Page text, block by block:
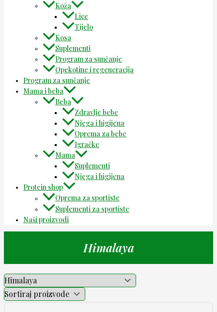
Koža
Lice
Tijelo
Kosa
Suplementi
Program za sunčanje
Opekotine i regeneracija
Program za sunčanje
Mama i beba
Beba
Zdravlje bebe
Njega i higijena
Oprema za bebe
Igračke
Mama
Suplementi
Njega i higijena
Protein shop
Oprema za sportiste
Suplementi za sportiste
Naši proizvodi
Himalaya